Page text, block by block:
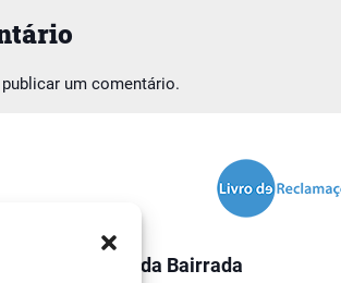
publicar um comentário.
O Jornal da Bairrada